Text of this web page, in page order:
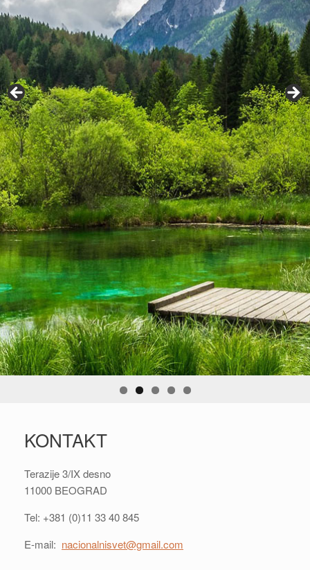
KONTAKT
Terazije 3/IX desno
11000 BEOGRAD
Tel: +381 (0)11 33 40 845
E-mail: nacionalnisvet@gmail.com